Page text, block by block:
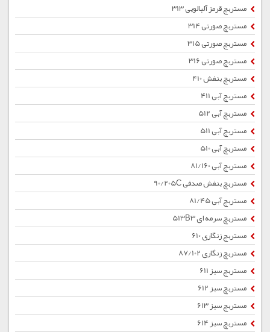
مستربچ قرمز آلبالویی 313
مستربچ صورتی 314
مستربچ صورتی 315
مستربچ صورتی 316
مستربچ بنفش 410
مستربچ آبی 411
مستربچ آبی 512
مستربچ آبی 511
مستربچ آبی 510
مستربچ آبی 81/160
مستربچ بنفش صدفی 90/205C
مستربچ آبی 81/45
مستربچ سرمه ای 513B3
مستربچ زنگاری 610
مستربچ زنگاری 87/102
مستربچ سبز 611
مستربچ سبز 612
مستربچ سبز 613
مستربچ سبز 614